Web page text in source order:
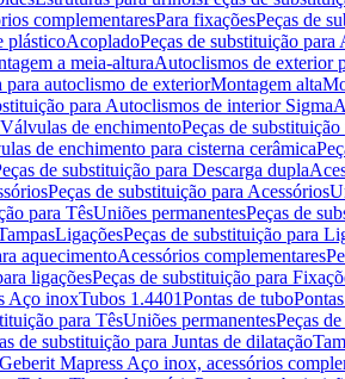
complementaresPara fixaçõesPeças de
plásticoAcopladoPeças de substituição para
a meia-alturaAutoclismos de exterior
para autoclismo de exteriorMontagem alta
para Autoclismos de interior Sigma
Válvulas de enchimentoPeças de
de enchimento para cisterna cerâmica
de substituição para Descarga dupla
Peças de substituição para Acessórios
para TêsUniões permanentesPeças de
LigaçõesPeças de substituição para
aquecimentoAcessórios complementares
ligaçõesPeças de substituição para
Aço inoxTubos 1.4401Pontas de tubo
para TêsUniões permanentesPeças
de substituição para Juntas de dilatação
Mapress Aço inox, acessórios